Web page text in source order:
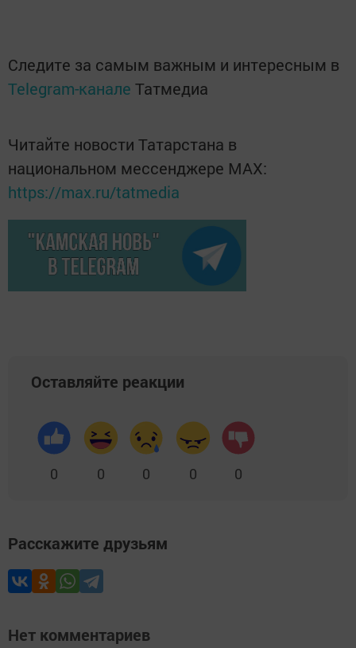
Следите за самым важным и интересным в
Telegram-канале Татмедиа
Читайте новости Татарстана в
национальном мессенджере MАХ:
https://max.ru/tatmedia
Оставляйте реакции
0 0 0 0 0
Расскажите друзьям
Нет комментариев